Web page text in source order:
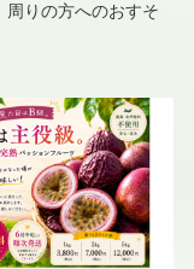
りの方へのおすそ